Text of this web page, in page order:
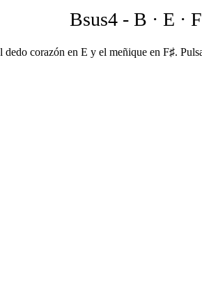
Bsus4-B · E ·
corazón en E y el meñique en F♯.